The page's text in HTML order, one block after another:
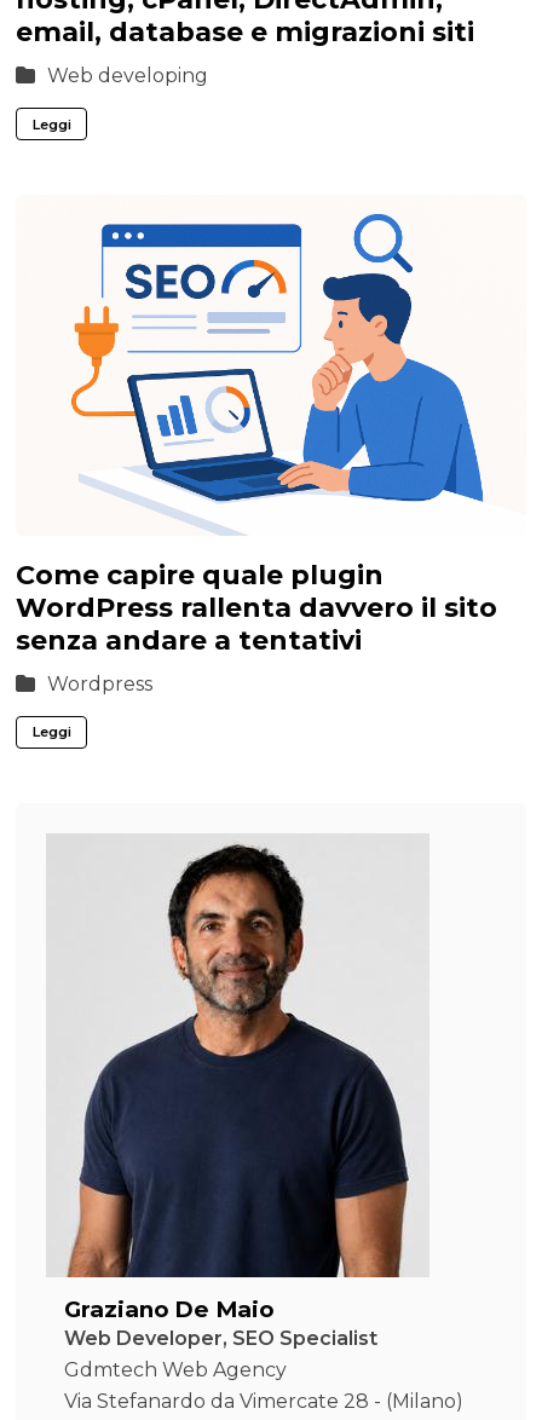
email, database e migrazioni siti
Web developing
Leggi
Come capire quale plugin
WordPress rallenta davvero il sito
senza andare a tentativi
Wordpress
Leggi
Graziano De Maio
Web Developer, SEO Specialist
Gdmtech Web Agency
Via Stefanardo da Vimercate 28 - (Milano)